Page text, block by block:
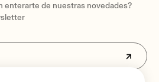
enterarte de nuestras novedades?